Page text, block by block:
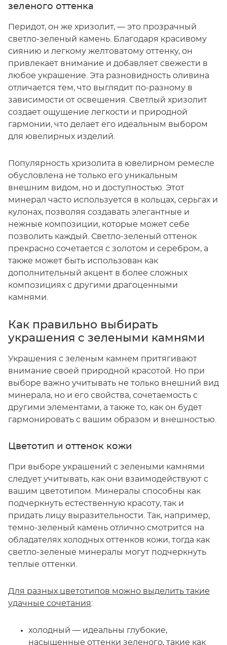
зеленого оттенка
Перидот, он же хризолит, — это прозрачный
светло-зеленый камень. Благодаря красивому
сиянию и легкому желтоватому оттенку, он
привлекает внимание и добавляет свежести в
любое украшение. Эта разновидность оливина
отличается тем, что выглядит по-разному в
зависимости от освещения. Светлый хризолит
создает ощущение легкости и природной
гармонии, что делает его идеальным выбором
для ювелирных изделий.
Популярность хризолита в ювелирном ремесле
обусловлена не только его уникальным
внешним видом, но и доступностью. Этот
минерал часто используется в кольцах, серьгах и
кулонах, позволяя создавать элегантные и
нежные композиции, которые может себе
позволить каждый. Светло-зеленый оттенок
прекрасно сочетается с золотом и серебром, а
также может быть использован как
дополнительный акцент в более сложных
композициях с другими драгоценными
камнями.
Как правильно выбирать
украшения с зелеными камнями
Украшения с зеленым камнем притягивают
внимание своей природной красотой. Но при
выборе важно учитывать не только внешний вид
минерала, но и его свойства, сочетаемость с
другими элементами, а также то, как он будет
гармонировать с вашим образом и внешностью.
Цветотип и оттенок кожи
При выборе украшений с зелеными камнями
следует учитывать, как они взаимодействуют с
вашим цветотипом. Минералы способны как
подчеркнуть естественную красоту, так и
придать лицу выразительности. Так, например,
темно-зеленый камень отлично смотрится на
обладателях холодных оттенков кожи, тогда как
светло-зеленые минералы могут подчеркнуть
теплые оттенки.
Для разных цветотипов можно выделить такие
удачные сочетания:
холодный — идеальны глубокие,
насыщенные оттенки зеленого, такие как